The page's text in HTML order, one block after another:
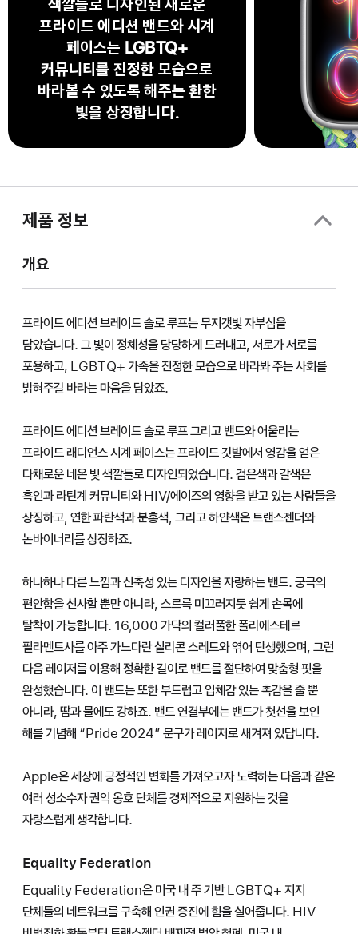
색깔들로 디자인된 새로운
프라이드 에디션 밴드와 시계
페이스는 LGBTQ+
커뮤니티를 진정한 모습으로
바라볼 수 있도록 해주는 환한
빛을 상징합니다.
제품 정보
개요
프라이드 에디션 브레이드 솔로 루프는 무지갯빛 자부심을
담았습니다. 그 빛이 정체성을 당당하게 드러내고, 서로가 서로를
포용하고, LGBTQ+ 가족을 진정한 모습으로 바라봐 주는 사회를
밝혀주길 바라는 마음을 담았죠.
프라이드 에디션 브레이드 솔로 루프 그리고 밴드와 어울리는
프라이드 래디언스 시계 페이스는 프라이드 깃발에서 영감을 얻은
다채로운 네온 빛 색깔들로 디자인되었습니다. 검은색과 갈색은
흑인과 라틴계 커뮤니티와 HIV/에이즈의 영향을 받고 있는 사람들을
상징하고, 연한 파란색과 분홍색, 그리고 하얀색은 트랜스젠더와
논바이너리를 상징하죠.
하나하나 다른 느낌과 신축성 있는 디자인을 자랑하는 밴드. 궁극의
편안함을 선사할 뿐만 아니라, 스르륵 미끄러지듯 쉽게 손목에
탈착이 가능합니다. 16,000 가닥의 컬러풀한 폴리에스테르
필라멘트사를 아주 가느다란 실리콘 스레드와 엮어 탄생했으며, 그런
다음 레이저를 이용해 정확한 길이로 밴드를 절단하여 맞춤형 핏을
완성했습니다. 이 밴드는 또한 부드럽고 입체감 있는 촉감을 줄 뿐
아니라, 땀과 물에도 강하죠. 밴드 연결부에는 밴드가 첫선을 보인
해를 기념해 “Pride 2024” 문구가 레이저로 새겨져 있답니다.
Apple은 세상에 긍정적인 변화를 가져오고자 노력하는 다음과 같은
여러 성소수자 권익 옹호 단체를 경제적으로 지원하는 것을
자랑스럽게 생각합니다.
Equality Federation
Equality Federation은 미국 내 주 기반 LGBTQ+ 지지
단체들의 네트워크를 구축해 인권 증진에 힘을 실어줍니다. HIV